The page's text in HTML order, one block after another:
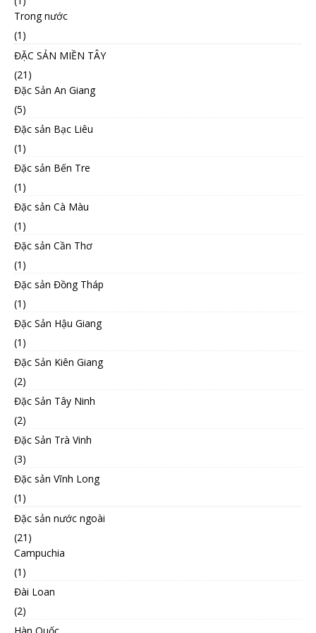
Trong nước
(1)
ĐẶC SẢN MIỀN TÂY
(21)
Đặc Sản An Giang
(5)
Đặc sản Bạc Liêu
(1)
Đặc sản Bến Tre
(1)
Đặc sản Cà Màu
(1)
Đặc sản Cần Thơ
(1)
Đặc sản Đồng Tháp
(1)
Đặc Sản Hậu Giang
(1)
Đặc Sản Kiên Giang
(2)
Đặc Sản Tây Ninh
(2)
Đặc Sản Trà Vinh
(3)
Đặc sản Vĩnh Long
(1)
Đặc sản nước ngoài
(21)
Campuchia
(1)
Đài Loan
(2)